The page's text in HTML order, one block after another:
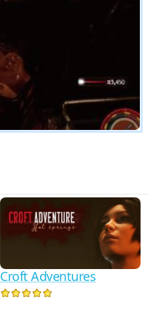
Croft Adventures